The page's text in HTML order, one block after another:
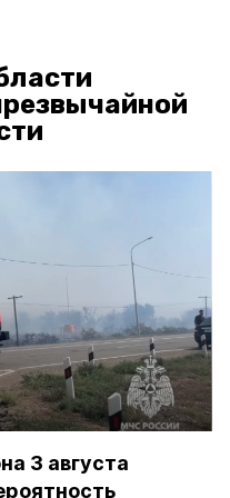
3 августа